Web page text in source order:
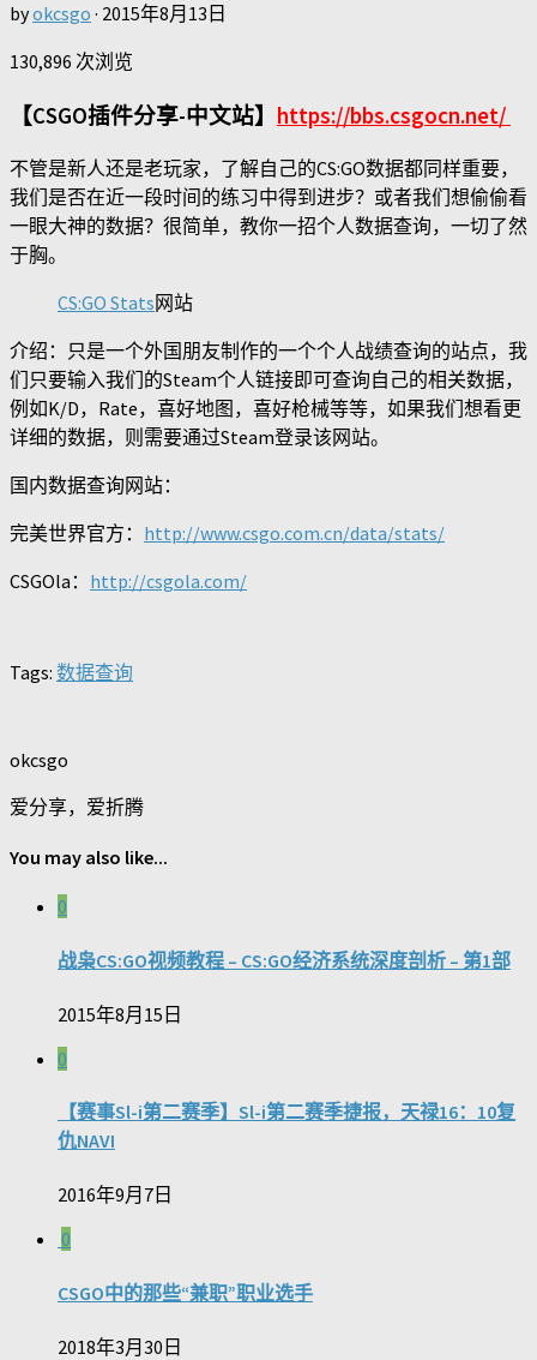
byokcsgo · 2015年8月13日
130,896 次浏览
【CSGO插件分享-中文站】 https://bbs.csgocn.net/
不管是新人还是老玩家，了解自己的CS:GO数据都同样重要，
我们是否在近一段时间的练习中得到进步？或者我们想偷偷看
一眼大神的数据？很简单，教你一招个人数据查询，一切了然
于胸。
CS:GO Stats网站
介绍：只是一个外国朋友制作的一个个人战绩查询的站点，我
们只要输入我们的Steam个人链接即可查询自己的相关数据，
例如K/D，Rate，喜好地图，喜好枪械等等，如果我们想看更
详细的数据，则需要通过Steam登录该网站。
国内数据查询网站：
完美世界官方： http://www.csgo.com.cn/data/stats/
CSGOla： http://csgola.com/
Tags: 数据查询
okcsgo
爱分享，爱折腾
You may also like...
0
战枭CS:GO视频教程 – CS:GO经济系统深度剖析 – 第1部
2015年8月15日
0
【赛事Sl-i第二赛季】Sl-i第二赛季捷报，天禄16：10复
仇NAVI
2016年9月7日
0
CSGO中的那些“兼职”职业选手
2018年3月30日